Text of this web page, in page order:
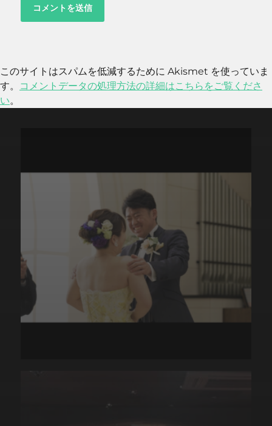
このサイトはスパムを低減するために Akismet を使っていま
す。
コメントデータの処理方法の詳細はこちらをご覧くださ
い。